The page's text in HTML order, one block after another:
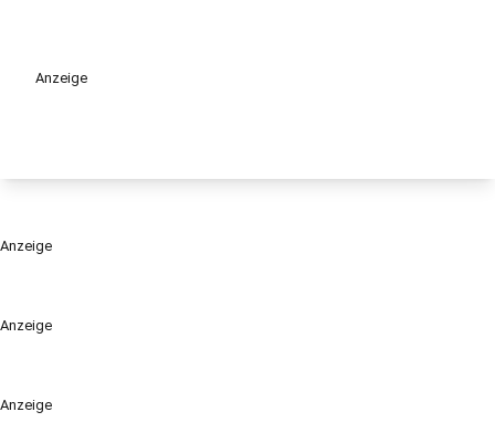
Anzeige
Anzeige
Anzeige
Anzeige